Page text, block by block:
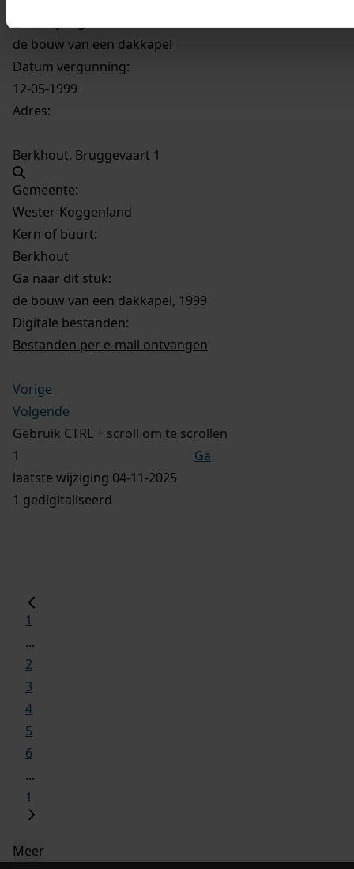
de bouw van een dakkapel
Datum vergunning:
12-05-1999
Adres:
Berkhout, Bruggevaart 1
Gemeente:
Wester-Koggenland
Kern of buurt:
Berkhout
Ga naar dit stuk:
de bouw van een dakkapel, 1999
Digitale bestanden:
Bestanden per e-mail ontvangen
Vorige
Volgende
Gebruik CTRL + scroll om te scrollen
Ga
laatste wijziging 04-11-2025
1 gedigitaliseerd
1
...
2
3
4
5
6
...
1
Meer